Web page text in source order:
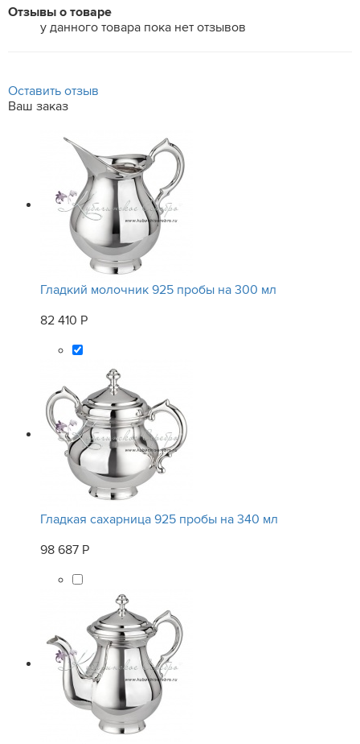
Отзывы о товаре
у данного товара пока нет отзывов
Оставить отзыв
Ваш заказ
Гладкий молочник 925 пробы на 300 мл
82 410 Р
Гладкая сахарница 925 пробы на 340 мл
98 687 Р